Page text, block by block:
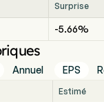
Surprise
-5.66%
Annuel EPS
Estimé